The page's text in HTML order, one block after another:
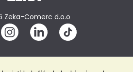
Zeka-Comerc d.o.o